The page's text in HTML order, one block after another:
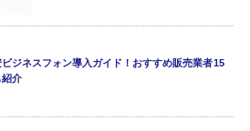
ビジネスフォン導入ガイド！おすすめ販売業者15
紹介